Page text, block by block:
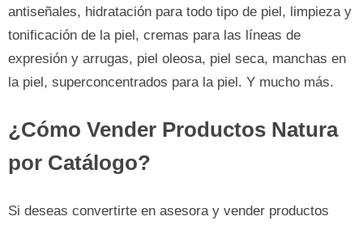
antiseñales, hidratación para todo tipo de piel, limpieza y
tonificación de la piel, cremas para las líneas de
expresión y arrugas, piel oleosa, piel seca, manchas en
la piel, superconcentrados para la piel. Y mucho más.
¿Cómo Vender Productos Natura
por Catálogo?
Si deseas convertirte en asesora y vender productos